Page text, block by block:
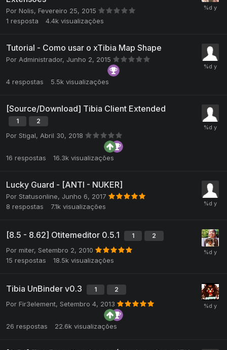
Por Nolis, Fevereiro 25, 2015
1 resposta 4.4k visualizações
Tutorial - Como usar o xTibia Map Shape
Por Administrador, Junho 2, 2015
4 respostas 5.5k visualizações
[Source/Download] Tibia Client Extended
1 2
Por Stigal, Abril 30, 2018
16 respostas 16.3k visualizações
Lucky Guard - [ANTI - NUKER]
Por Statusonline, Junho 6, 2017
8 respostas 7.1k visualizações
[8.5 - 8.62] Otitemeditor 0.5.1 1 2
Por miter, Setembro 2, 2010
15 respostas 18.5k visualizações
Tibia UnBinder v0.3 1 2
Por Fir3element, Setembro 4, 2013
26 respostas 22.6k visualizações